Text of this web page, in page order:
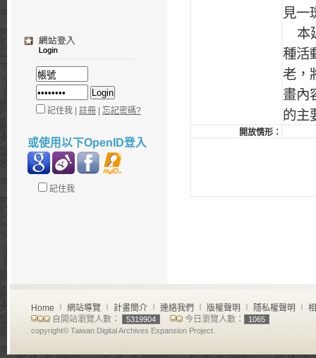
記住我 | 註冊 | 忘記密碼?
或使用以下OpenID登入
記住我
見一
本
種活
老，
畫內
的主
開放情形：
Home ∣ 網站導覽 ∣ 計畫簡介 ∣ 連絡我們 ∣ 版權聲明 ∣ 隱私權聲明 ∣
自開站瀏覽人數：
5319904 今日瀏覽人數：
1065
copyright© Taiwan Digital Archives Expansion Project.